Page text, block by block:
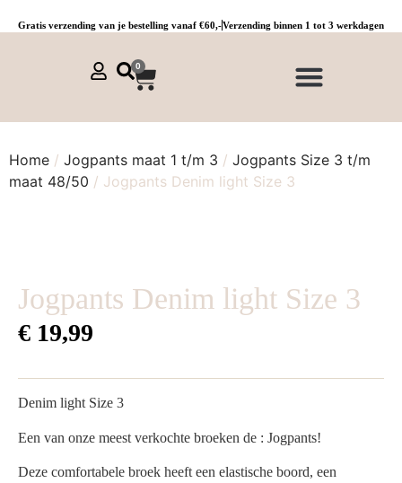
Gratis verzending van je bestelling vanaf €60,-Verzending binnen 1 tot 3 werkdagen
0
Home / Jogpants maat 1 t/m 3 / Jogpants Size 3 t/m
maat 48/50 / Jogpants Denim light Size 3
Jogpants Denim light Size 3
€ 19,99
Denim light Size 3
Een van onze meest verkochte broeken de : Jogpants!
Deze comfortabele broek heeft een elastische boord, een